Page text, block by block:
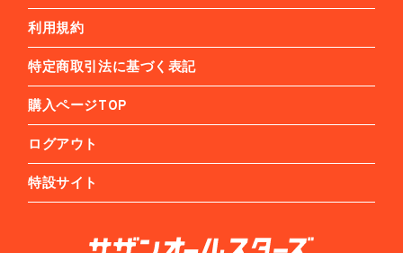
利用規約
特定商取引法に基づく表記
購入ページTOP
ログアウト
特設サイト